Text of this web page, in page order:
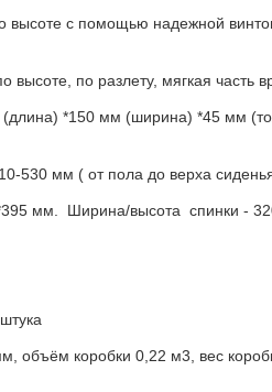
высоте с помощью надежной
по разлету, мягкая часть
*150 мм (ширина) *45 мм
530 мм ( от пола до верха
мм. Ширина/высота спинки -
объём коробки 0,22 м3, вес